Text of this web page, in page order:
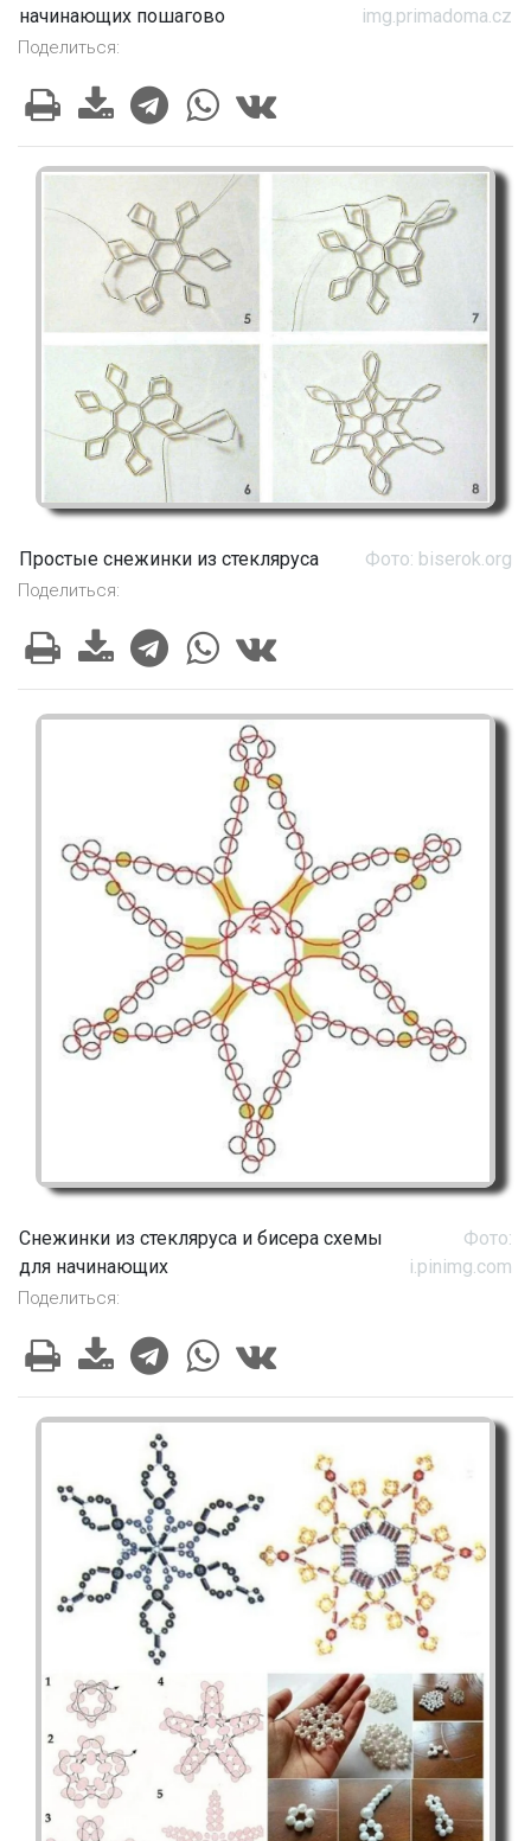
начинающих пошагово img.primadoma.cz
Поделиться:
Простые снежинки из стекляруса Фото: biserok.org
Поделиться:
Снежинки из стекляруса и бисера схемы
для начинающих
Фото:
i.pinimg.com
Поделиться: